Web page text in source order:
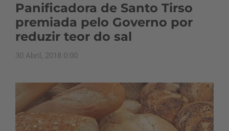
Panificadora de Santo Tirso
premiada pelo Governo por
reduzir teor do sal
30 Abril, 2018 0:00